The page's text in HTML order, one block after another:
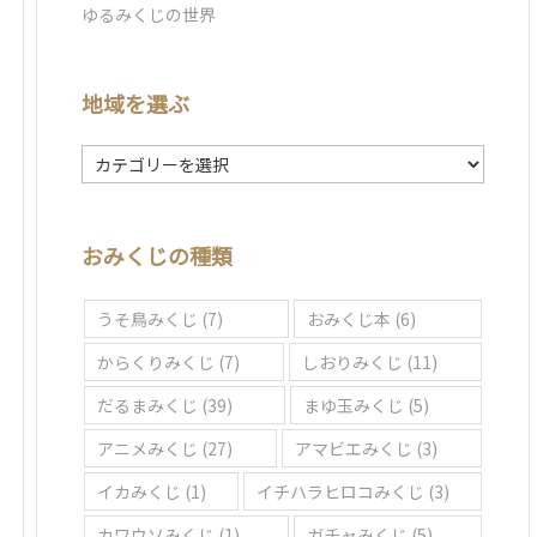
ゆるみくじの世界
地域を選ぶ
地
域
ぶ
おみくじの種類
うそ鳥みくじ (7) おみくじ本 (6)
からくりみくじ (7) しおりみくじ (11)
だるまみくじ (39) まゆ玉みくじ (5)
アニメみくじ (27) アマビエみくじ (3)
イカみくじ (1) イチハラヒロコみくじ (3)